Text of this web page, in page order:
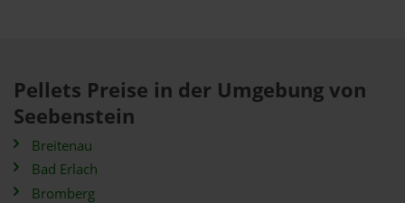
Pellets Preise in der Umgebung von
Seebenstein
Breitenau
Bad Erlach
Bromberg